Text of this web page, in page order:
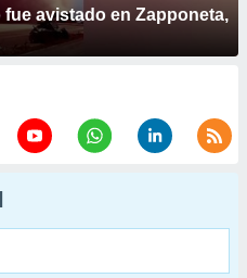
avistado en Zapponeta,